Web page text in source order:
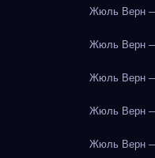
Жюль Верн —
Жюль Верн —
Жюль Верн —
Жюль Верн —
Жюль Верн —